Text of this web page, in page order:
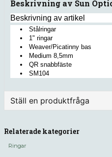
Beskrivning av Sun
Beskrivning av artikel
Stålringar
1" ringar
Weaver/Picatinny bas
Medium 8,5mm
QR snabbfäste
SM104
Ställ en produktfråga
Fråga oss något om
Relaterade kategorier
Ringar